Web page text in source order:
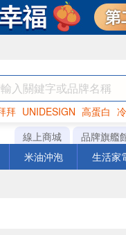
拜 UNIDESIGN 高蛋白
巧克力 衛生紙 咖啡
線上商城 品牌旗艦
米油沖泡 生活家